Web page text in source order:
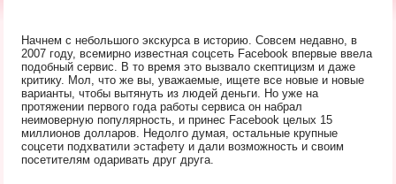
Начнем с небольшого экскурса в историю. Совсем недавно, в
2007 году, всемирно известная соцсеть Facebook впервые ввела
подобный сервис. В то время это вызвало скептицизм и даже
критику. Мол, что же вы, уважаемые, ищете все новые и новые
варианты, чтобы вытянуть из людей деньги. Но уже на
протяжении первого года работы сервиса он набрал
неимоверную популярность, и принес Facebook целых 15
миллионов долларов. Недолго думая, остальные крупные
соцсети подхватили эстафету и дали возможность и своим
посетителям одаривать друг друга.